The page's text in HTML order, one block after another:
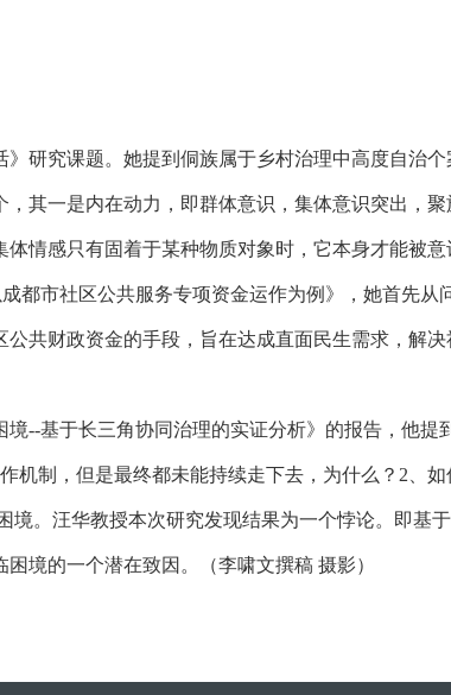
研究课题。她提到侗族属于乡村治理中高度自治个
其一是内在动力，即群体意识，集体意识突出，
情感只有固着于某种物质对象时，它本身才能被意
成都市社区公共服务专项资金运作为例》，她首先从
共财政资金的手段，旨在达成直面民生需求，解
境--基于长三角协同治理的实证分析》的报告，他提
机制，但是最终都未能持续走下去，为什么？ 2 、
境。汪华教授本次研究发现结果为一个悖论。即基
境的一个潜在致因。（李啸文撰稿 摄影）